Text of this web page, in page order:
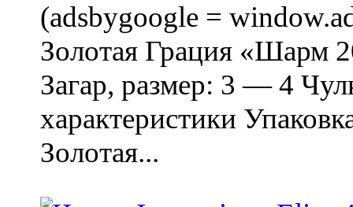
(adsbygoogle =
Золотая Грация «Шарм
Загар, размер: 3 — 4
характеристики
Золотая...